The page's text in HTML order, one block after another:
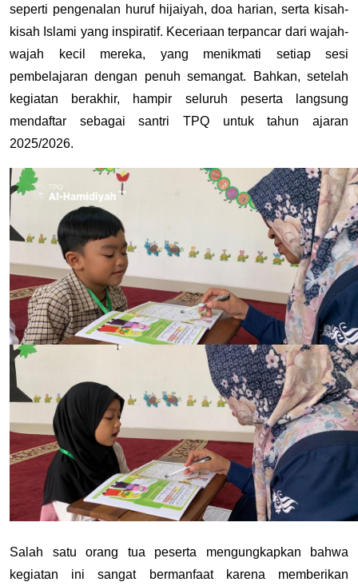
seperti pengenalan huruf hijaiyah, doa harian, serta kisah-
kisah Islami yang inspiratif. Keceriaan terpancar dari wajah-
wajah kecil mereka, yang menikmati setiap sesi
pembelajaran dengan penuh semangat. Bahkan, setelah
kegiatan berakhir, hampir seluruh peserta langsung
mendaftar sebagai santri TPQ untuk tahun ajaran
2025/2026.
Salah satu orang tua peserta mengungkapkan bahwa
kegiatan ini sangat bermanfaat karena memberikan